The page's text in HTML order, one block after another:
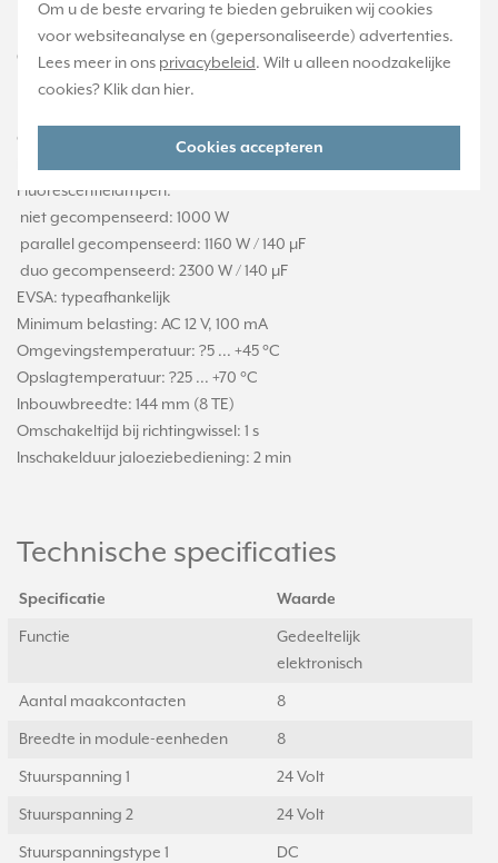
Om u de beste ervaring te bieden gebruiken wij cookies
voor websiteanalyse en (gepersonaliseerde) advertenties.
Lees meer in ons privacybeleid. Wilt u alleen noodzakelijke
cookies? Klik dan hier.
Cookies accepteren
Lamplasten
Gloeilampen: 3000 W
HV-halogeenlampen: 2500 W
elektronische trafos: 1500 W
Fluorescentielampen:
 niet gecompenseerd: 1000 W
 parallel gecompenseerd: 1160 W / 140 µF
 duo gecompenseerd: 2300 W / 140 µF
EVSA: typeafhankelijk
Minimum belasting: AC 12 V, 100 mA
Omgevingstemperatuur: ?5 ... +45 °C
Opslagtemperatuur: ?25 ... +70 °C
Inbouwbreedte: 144 mm (8 TE)
Omschakeltijd bij richtingwissel: 1 s
Inschakelduur jaloeziebediening: 2 min
Technische specificaties
Specificatie Waarde
Functie
Gedeeltelijk
elektronisch
Aantal maakcontacten 8
Breedte in module-eenheden 8
Stuurspanning 1 24 Volt
Stuurspanning 2 24 Volt
Stuurspanningstype 1 DC